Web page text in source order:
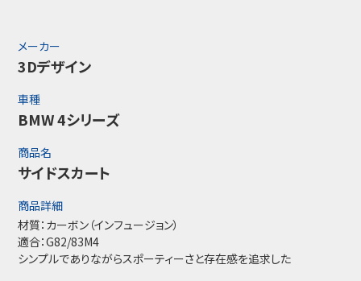
メーカー
3Dデザイン
車種
BMW 4シリーズ
商品名
サイドスカート
商品詳細
材質：カーボン（インフュージョン）
適合：G82/83M4
シンプルでありながらスポーティーさと存在感を追求した